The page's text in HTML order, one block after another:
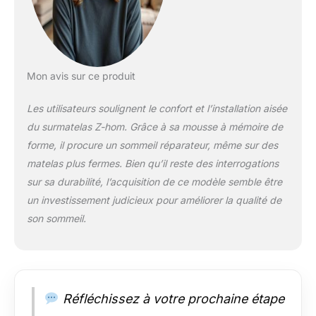
surmatelas 160x200
cm est équipé de
fermement sur le
inférieur est un tissu
avec des particules
antidérapantes pour
augmenter la friction.
Le matelas ne
bougera pas même si
fibres de polyester de
Mon avis sur ce produit
Les utilisateurs soulignent le confort et l’installation aisée
du surmatelas Z-hom. Grâce à sa mousse à mémoire de
forme, il procure un sommeil réparateur, même sur des
matelas plus fermes. Bien qu’il reste des interrogations
sur sa durabilité, l’acquisition de ce modèle semble être
un investissement judicieux pour améliorer la qualité de
son sommeil.
Réfléchissez à votre prochaine étape